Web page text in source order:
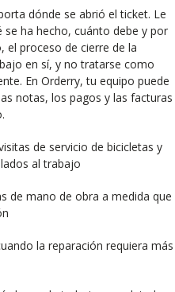
dónde se abrió el ticket. Le
ha hecho, cuánto debe y por
el proceso de cierre de la
en sí, y no tratarse como
En Orderry, tu equipo puede
notas, los pagos y las facturas
de servicio de bicicletas y
al trabajo
de mano de obra a medida que
la reparación requiera más